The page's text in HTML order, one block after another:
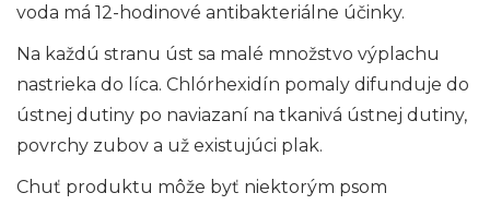
voda má 12-hodinové antibakteriálne účinky.
Na každú stranu úst sa malé množstvo výplachu
nastrieka do líca. Chlórhexidín pomaly difunduje do
ústnej dutiny po naviazaní na tkanivá ústnej dutiny,
povrchy zubov a už existujúci plak.
Chuť produktu môže byť niektorým psom